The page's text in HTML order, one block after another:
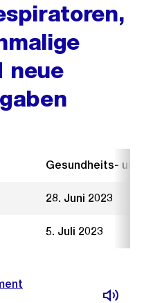
neue
Gesundheits-
28. Juni 2023
5. Juli 2023